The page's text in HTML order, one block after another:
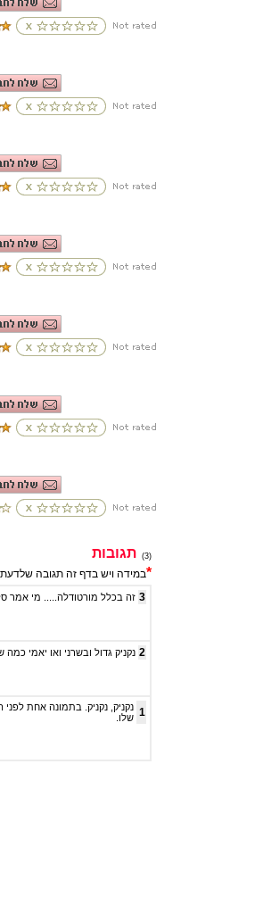
(3)
תגובות
*במידה ויש בדף זה תגובה
זה בכלל מורטודלה..... מי אמר 3
נקניק גדול ובשרני ואו יאמי 2
נקניק, נקניק. בתמונה אחת לפני
שלו. 1